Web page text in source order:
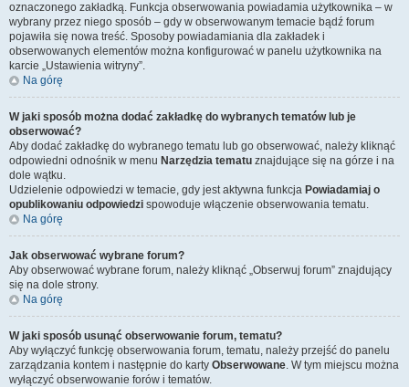
oznaczonego zakładką. Funkcja obserwowania powiadamia użytkownika – w
wybrany przez niego sposób – gdy w obserwowanym temacie bądź forum
pojawiła się nowa treść. Sposoby powiadamiania dla zakładek i
obserwowanych elementów można konfigurować w panelu użytkownika na
karcie „Ustawienia witryny”.
Na górę
W jaki sposób można dodać zakładkę do wybranych tematów lub je
obserwować?
Aby dodać zakładkę do wybranego tematu lub go obserwować, należy kliknąć
odpowiedni odnośnik w menu Narzędzia tematu znajdujące się na górze i na
dole wątku.
Udzielenie odpowiedzi w temacie, gdy jest aktywna funkcja Powiadamiaj o
opublikowaniu odpowiedzi spowoduje włączenie obserwowania tematu.
Na górę
Jak obserwować wybrane forum?
Aby obserwować wybrane forum, należy kliknąć „Obserwuj forum” znajdujący
się na dole strony.
Na górę
W jaki sposób usunąć obserwowanie forum, tematu?
Aby wyłączyć funkcję obserwowania forum, tematu, należy przejść do panelu
zarządzania kontem i następnie do karty Obserwowane. W tym miejscu można
wyłączyć obserwowanie forów i tematów.